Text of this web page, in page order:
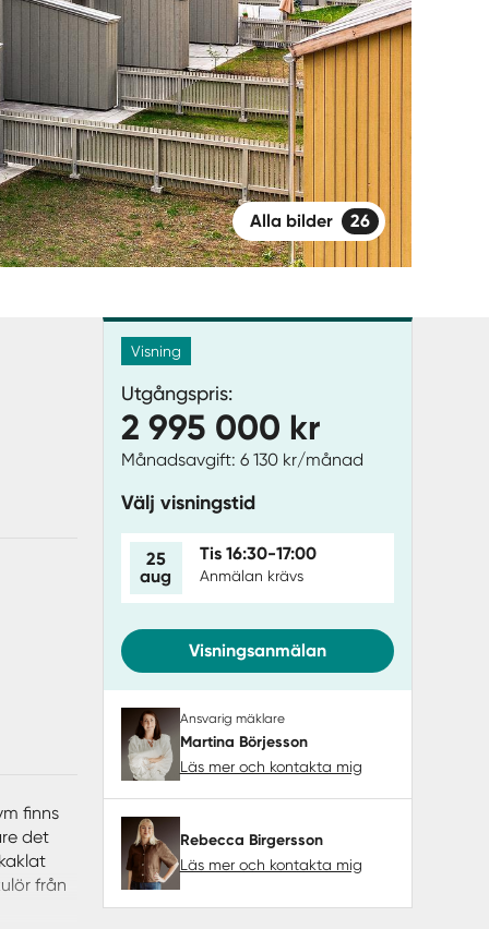
Alla bilder 26
Visning
Utgångspris:
2 995 000 kr
Månadsavgift: 6 130 kr/månad
Välj visningstid
25
aug
Tis 16:30-17:00
Anmälan krävs
Visningsanmälan
Ansvarig mäklare
Martina Börjesson
Läs mer och kontakta mig
Rebecca Birgersson
Läs mer och kontakta mig
finns
det
från